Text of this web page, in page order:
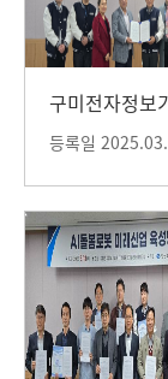
구미전자정보
봇분야 전자제
등록일